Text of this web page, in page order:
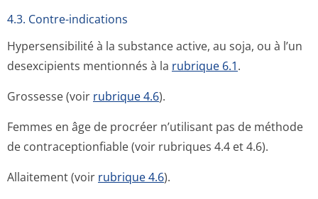
4.3. Contre-indications
Hypersensibilité à la substance active, au soja, ou à l’un
desexcipients mentionnés à la rubrique 6.1.
Grossesse (voir rubrique 4.6).
Femmes en âge de procréer n’utilisant pas de méthode
de contraceptionfiable (voir rubriques 4.4 et 4.6).
Allaitement (voir rubrique 4.6).